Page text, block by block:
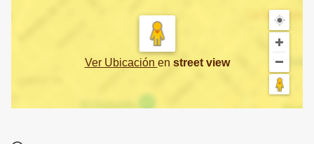
Ver Ubicación en street view